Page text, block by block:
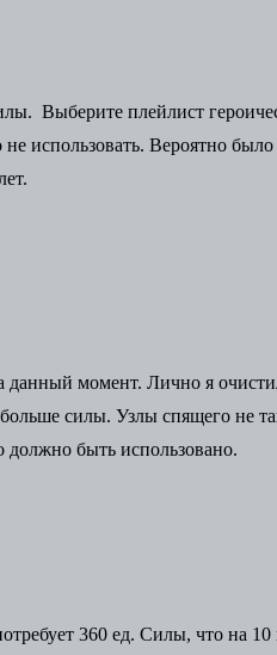
Выберите плейлист
использовать. Вероятно было
момент. Лично я
силы. Узлы спящего не
должно быть использовано.
360 ед. Силы, что на